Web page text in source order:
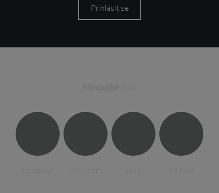
Přihlásit se